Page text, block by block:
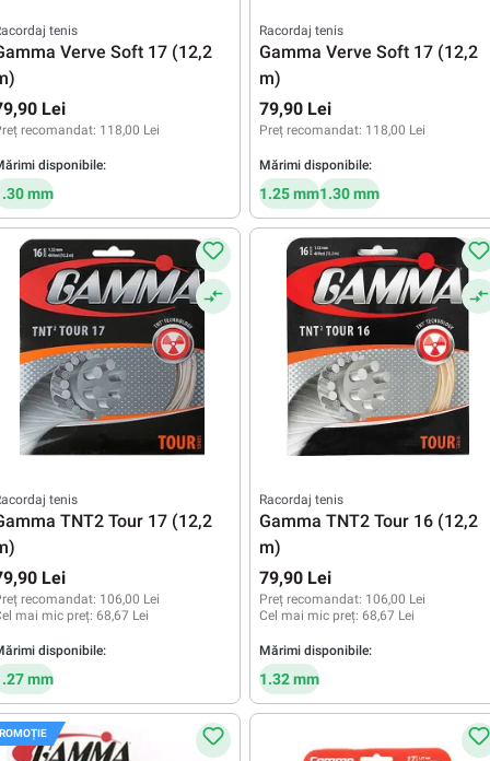
tenis
Verve Soft 17 (12,2
Lei
recomandat: 118,00 Lei
disponibile:
mm
Racordaj tenis
Gamma Verve Soft 17 (12,2
m)
79,90 Lei
Preț recomandat: 118,00 Lei
Mărimi disponibile:
1.25 mm1.30 mm
tenis
TNT2 Tour 17 (12,2
Lei
recomandat: 106,00 Lei
mai mic preț: 68,67 Lei
disponibile:
mm
Racordaj tenis
Gamma TNT2 Tour 16 (12,2
m)
79,90 Lei
Preț recomandat: 106,00 Lei
Cel mai mic preț: 68,67 Lei
Mărimi disponibile:
1.32 mm